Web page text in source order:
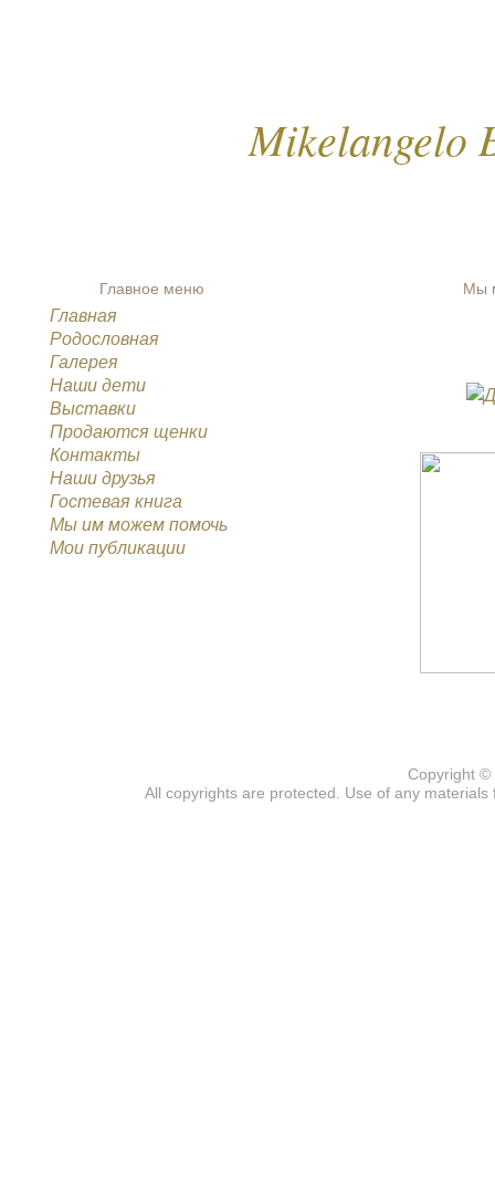
Mikelangelo
Главное меню
Главная
Родословная
Галерея
Наши дети
Выставки
Продаются щенки
Контакты
Наши друзья
Гостевая книга
Мы им можем помочь
Мои публикации
Мы
Copyright
All copyrights are protected. Use of any